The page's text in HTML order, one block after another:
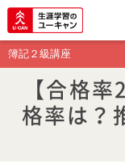
簿記２級講座
【合格
格率は？